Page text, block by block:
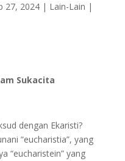
27, 2024| Lain-Lain |
Sukacita
dengan Ekaristi?
“eucharistia”, yang
“eucharistein” yang